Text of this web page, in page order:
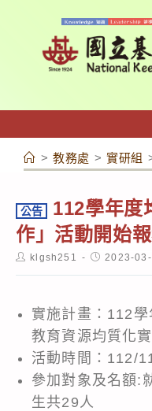
容
> 教務處 > 實研組
公告
112學年度
作」活動開始
Postklgsh251
Post2023-
實施計畫：112
教育資源均質化
活動時間：112/
參加對象及名額:
生共29人